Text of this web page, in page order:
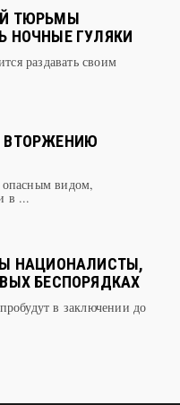
ТЮРЬМЫ
НОЧНЫЕ ГУЛЯКИ
раздавать своим
ВТОРЖЕНИЮ
опасным видом,
в ...
НАЦИОНАЛИСТЫ,
БЕСПОРЯДКАХ
в заключении до